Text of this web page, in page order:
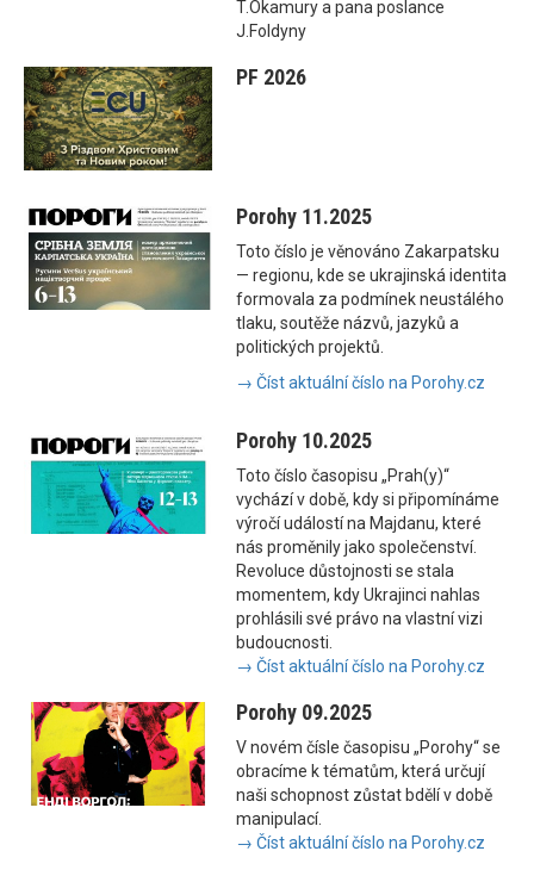
T.Okamury a pana poslance
J.Foldyny
PF 2026
Porohy 11.2025
Toto číslo je věnováno Zakarpatsku
— regionu, kde se ukrajinská identita
formovala za podmínek neustálého
tlaku, soutěže názvů, jazyků a
politických projektů.
→ Číst aktuální číslo na Porohy.cz
Porohy 10.2025
Toto číslo časopisu „Prah(y)“
vychází v době, kdy si připomínáme
výročí událostí na Majdanu, které
nás proměnily jako společenství.
Revoluce důstojnosti se stala
momentem, kdy Ukrajinci nahlas
prohlásili své právo na vlastní vizi
budoucnosti.
→ Číst aktuální číslo na Porohy.cz
Porohy 09.2025
V novém čísle časopisu „Porohy“ se
obracíme k tématům, která určují
naši schopnost zůstat bdělí v době
manipulací.
→ Číst aktuální číslo na Porohy.cz